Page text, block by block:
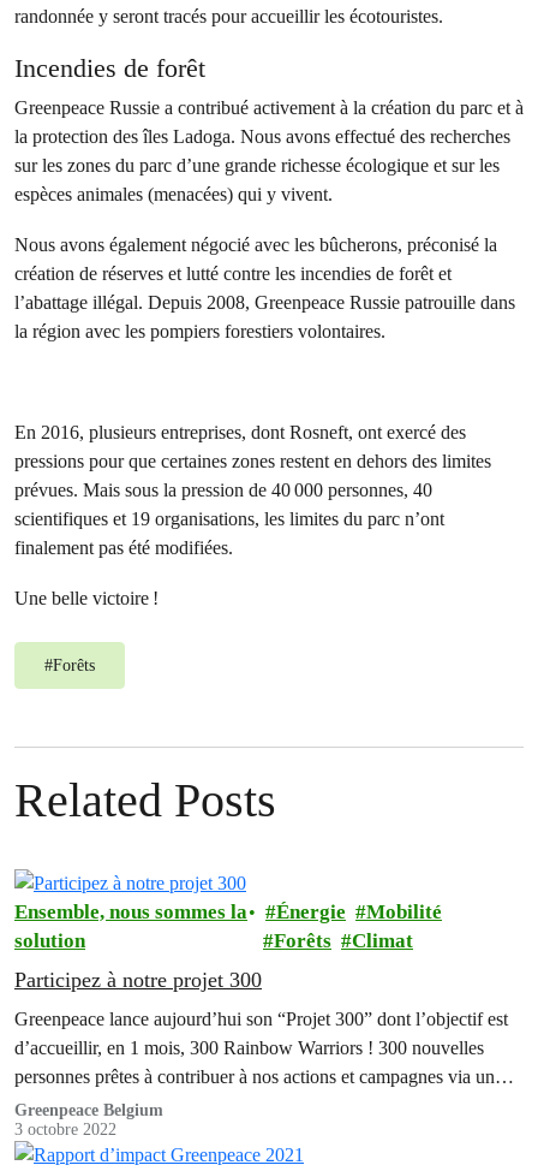
randonnée y seront tracés pour accueillir les écotouristes.
Incendies de forêt
Greenpeace Russie a contribué activement à la création du parc et à
la protection des îles Ladoga. Nous avons effectué des recherches
sur les zones du parc d’une grande richesse écologique et sur les
espèces animales (menacées) qui y vivent.
Nous avons également négocié avec les bûcherons, préconisé la
création de réserves et lutté contre les incendies de forêt et
l’abattage illégal. Depuis 2008, Greenpeace Russie patrouille dans
la région avec les pompiers forestiers volontaires.
En 2016, plusieurs entreprises, dont Rosneft, ont exercé des
pressions pour que certaines zones restent en dehors des limites
prévues. Mais sous la pression de 40 000 personnes, 40
scientifiques et 19 organisations, les limites du parc n’ont
finalement pas été modifiées.
Une belle victoire !
#Forêts
Related Posts
Ensemble, nous sommes la
solution
Énergie
Mobilité
Forêts
Climat
Participez à notre projet 300
Greenpeace lance aujourd’hui son “Projet 300” dont l’objectif est
d’accueillir, en 1 mois, 300 Rainbow Warriors ! 300 nouvelles
personnes prêtes à contribuer à nos actions et campagnes via un
soutien mensuel.
Greenpeace Belgium
3 octobre 2022